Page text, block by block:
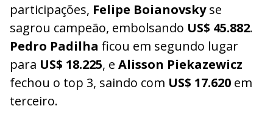
participações, Felipe Boianovskyse
sagrou campeão, embolsando US$ 45.882.
Pedro Padilha ficou em segundo lugar
para US$ 18.225, e Alisson Piekazewicz
fechou o top 3, saindo com US$ 17.620 em
terceiro.